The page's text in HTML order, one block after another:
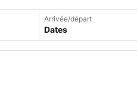
Arrivée/départ
Dates